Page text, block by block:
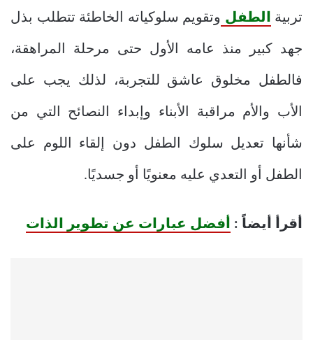
تربية الطفل وتقويم سلوكياته الخاطئة تتطلب بذل
جهد كبير منذ عامه الأول حتى مرحلة المراهقة،
فالطفل مخلوق عاشق للتجربة، لذلك يجب على
الأب والأم مراقبة الأبناء وإبداء النصائح التي من
شأنها تعديل سلوك الطفل دون إلقاء اللوم على
الطفل أو التعدي عليه معنويًا أو جسديًا.
أقرأ أيضاً : أفضل عبارات عن تطوير الذات